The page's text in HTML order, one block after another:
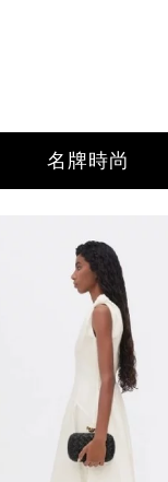
名牌時尚